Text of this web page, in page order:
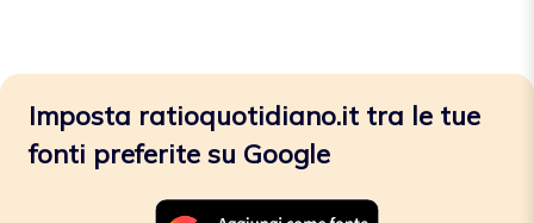
Imposta ratioquotidiano.it tra le tue
fonti preferite su Google